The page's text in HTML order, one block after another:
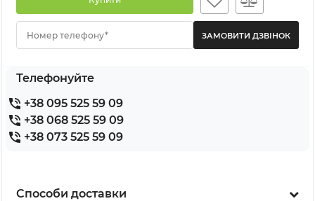
Номер телефону*
Телефонуйте
+38 095 525 59 09
+38 068 525 59 09
+38 073 525 59 09
Способи доставки